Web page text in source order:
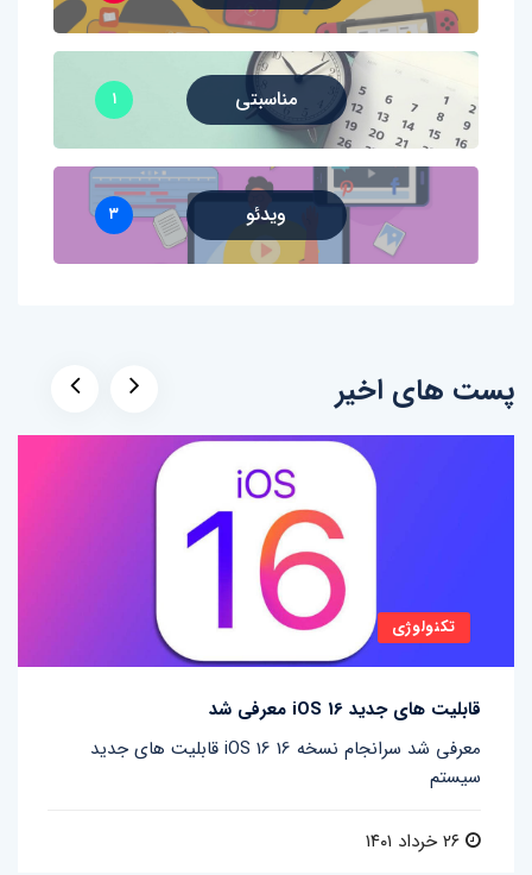
مناسبتی ۱
ویدئو ۳
پست های اخیر
تکنولوژی
قابلیت های جدید iOS 16 معرفی شد
قابلیت های جدید iOS 16 معرفی شد سرانجام نسخه 16
سیستم